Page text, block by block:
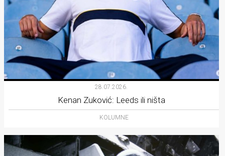
28.07.2026.
Kenan Zuković: Leeds ili ništa
KOLUMNE